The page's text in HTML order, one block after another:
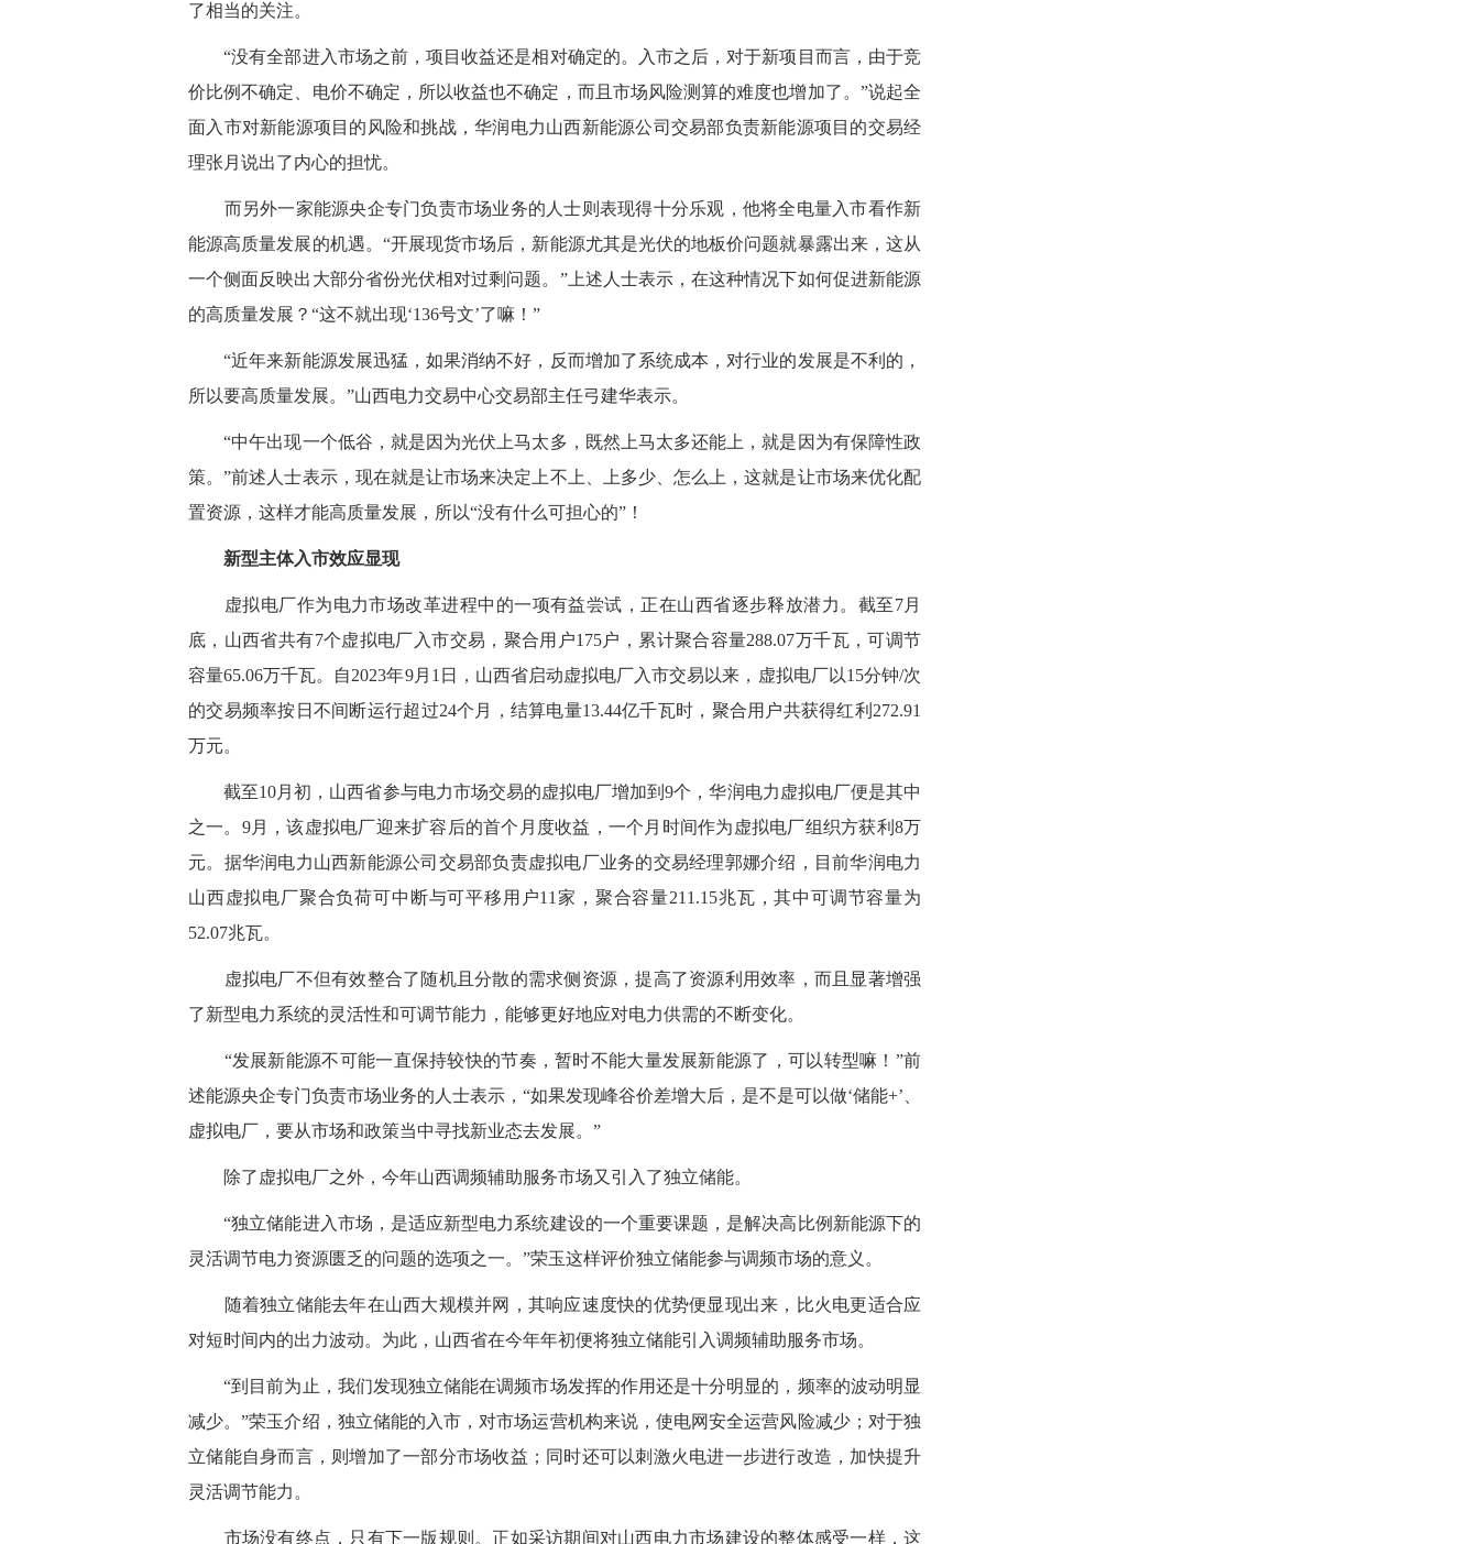
了相当的关注。
“没有全部进入市场之前，项目收益还是相对确定的。入市之后，对于新项目而言，由于竞
价比例不确定、电价不确定，所以收益也不确定，而且市场风险测算的难度也增加了。”说起全
面入市对新能源项目的风险和挑战，华润电力山西新能源公司交易部负责新能源项目的交易经
理张月说出了内心的担忧。
而另外一家能源央企专门负责市场业务的人士则表现得十分乐观，他将全电量入市看作新
能源高质量发展的机遇。“开展现货市场后，新能源尤其是光伏的地板价问题就暴露出来，这从
一个侧面反映出大部分省份光伏相对过剩问题。”上述人士表示，在这种情况下如何促进新能源
的高质量发展？“这不就出现‘136号文’了嘛！”
“近年来新能源发展迅猛，如果消纳不好，反而增加了系统成本，对行业的发展是不利的，
所以要高质量发展。”山西电力交易中心交易部主任弓建华表示。
“中午出现一个低谷，就是因为光伏上马太多，既然上马太多还能上，就是因为有保障性政
策。”前述人士表示，现在就是让市场来决定上不上、上多少、怎么上，这就是让市场来优化配
置资源，这样才能高质量发展，所以“没有什么可担心的”！
新型主体入市效应显现
虚拟电厂作为电力市场改革进程中的一项有益尝试，正在山西省逐步释放潜力。截至7月
底，山西省共有7个虚拟电厂入市交易，聚合用户175户，累计聚合容量288.07万千瓦，可调节
容量65.06万千瓦。自2023年9月1日，山西省启动虚拟电厂入市交易以来，虚拟电厂以15分钟/次
的交易频率按日不间断运行超过24个月，结算电量13.44亿千瓦时，聚合用户共获得红利272.91
万元。
截至10月初，山西省参与电力市场交易的虚拟电厂增加到9个，华润电力虚拟电厂便是其中
之一。9月，该虚拟电厂迎来扩容后的首个月度收益，一个月时间作为虚拟电厂组织方获利8万
元。据华润电力山西新能源公司交易部负责虚拟电厂业务的交易经理郭娜介绍，目前华润电力
山西虚拟电厂聚合负荷可中断与可平移用户11家，聚合容量211.15兆瓦，其中可调节容量为
52.07兆瓦。
虚拟电厂不但有效整合了随机且分散的需求侧资源，提高了资源利用效率，而且显著增强
了新型电力系统的灵活性和可调节能力，能够更好地应对电力供需的不断变化。
“发展新能源不可能一直保持较快的节奏，暂时不能大量发展新能源了，可以转型嘛！”前
述能源央企专门负责市场业务的人士表示，“如果发现峰谷价差增大后，是不是可以做‘储能+’、
虚拟电厂，要从市场和政策当中寻找新业态去发展。”
除了虚拟电厂之外，今年山西调频辅助服务市场又引入了独立储能。
“独立储能进入市场，是适应新型电力系统建设的一个重要课题，是解决高比例新能源下的
灵活调节电力资源匮乏的问题的选项之一。”荣玉这样评价独立储能参与调频市场的意义。
随着独立储能去年在山西大规模并网，其响应速度快的优势便显现出来，比火电更适合应
对短时间内的出力波动。为此，山西省在今年年初便将独立储能引入调频辅助服务市场。
“到目前为止，我们发现独立储能在调频市场发挥的作用还是十分明显的，频率的波动明显
减少。”荣玉介绍，独立储能的入市，对市场运营机构来说，使电网安全运营风险减少；对于独
立储能自身而言，则增加了一部分市场收益；同时还可以刺激火电进一步进行改造，加快提升
灵活调节能力。
市场没有终点，只有下一版规则。正如采访期间对山西电力市场建设的整体感受一样，这